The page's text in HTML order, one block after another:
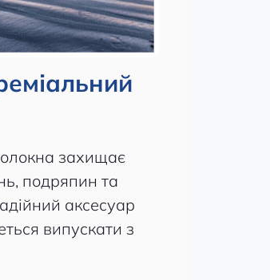
захищає
подряпин та
аксесуар
випускати з